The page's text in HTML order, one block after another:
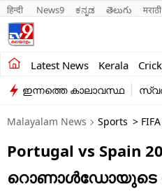
हिन्दी News9 ಕನ್ನಡ తెలుగు मराठी
Latest News Kerala
Kerala
India
Entertainment
Business
ഇന്നത്തെ കാലാവസ്ഥ
Malayalam News Sports >
Portugal vs Spain
റൊണാള്‍ഡോയുടെ